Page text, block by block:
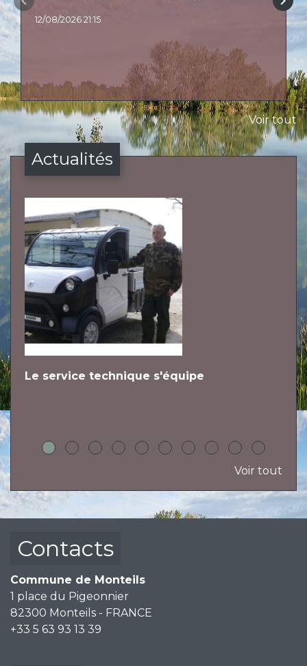
12/08/2026 21:15
Voir tout
Actualités
Le service technique s'équipe
Voir tout
Contacts
Commune de Monteils
1 place du Pigeonnier
82300 Monteils - FRANCE
+33 5 63 93 13 39